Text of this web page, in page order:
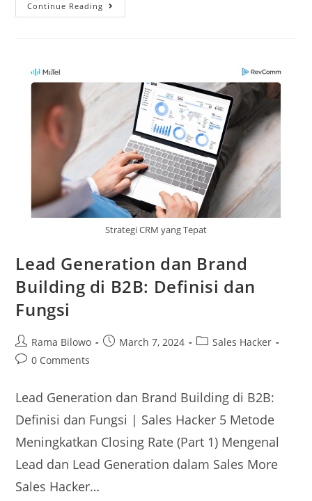
Continue Reading
Strategi CRM yang Tepat
Lead Generation dan Brand
Building di B2B: Definisi dan
Fungsi
Rama Bilowo March 7, 2024
Sales Hacker
0 Comments
Lead Generation dan Brand Building di B2B:
Definisi dan Fungsi | Sales Hacker 5 Metode
Meningkatkan Closing Rate (Part 1) Mengenal
Lead dan Lead Generation dalam Sales More
Sales Hacker…